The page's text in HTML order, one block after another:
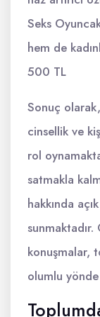
Seks
hem de
500 TL
Sonuç
cinsellik ve
rol
satmakla
hakkında
konuşmalar,
olumlu